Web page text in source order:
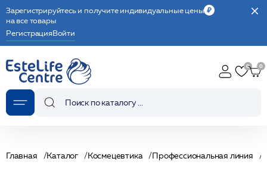
Зарегистрируйтесь и получите индивидуальные цены
на все товары
РегистрацияВойти
Главная Каталог Космецевтика Профессиональная линия